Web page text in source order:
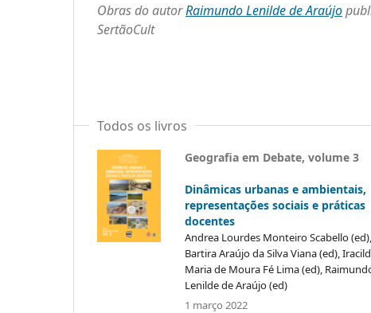
Obras do autorRaimundo Lenilde de Araújo
SertãoCult
Todos os livros
Geografia em Debate, volume 3
Dinâmicas urbanas e ambientais,
representações sociais e práticas
docentes
Andrea Lourdes Monteiro Scabello (ed),
Bartira Araújo da Silva Viana (ed),
Maria de Moura Fé Lima (ed),
Lenilde de Araújo (ed)
1 março 2022